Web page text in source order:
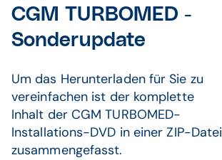
CGM TURBOMED -
Sonderupdate
Um das Herunterladen für Sie zu
vereinfachen ist der komplette
Inhalt der CGM TURBOMED-
Installations-DVD in einer ZIP-Datei
zusammengefasst.